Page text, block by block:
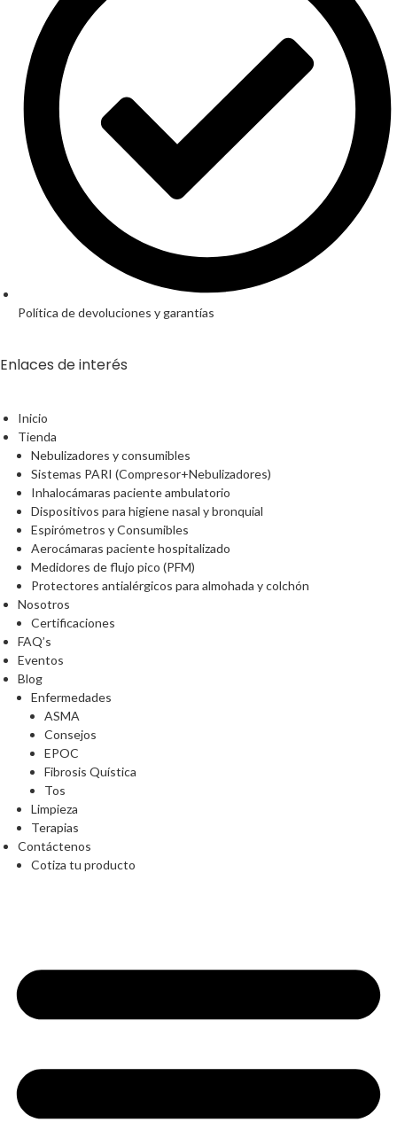
Política de devoluciones y garantías
Enlaces de interés
Inicio
Tienda
Nebulizadores y consumibles
Sistemas PARI (Compresor+Nebulizadores)
Inhalocámaras paciente ambulatorio
Dispositivos para higiene nasal y bronquial
Espirómetros y Consumibles
Aerocámaras paciente hospitalizado
Medidores de flujo pico (PFM)
Protectores antialérgicos para almohada y colchón
Nosotros
Certificaciones
FAQ’s
Eventos
Blog
Enfermedades
ASMA
Consejos
EPOC
Fibrosis Quística
Tos
Limpieza
Terapias
Contáctenos
Cotiza tu producto